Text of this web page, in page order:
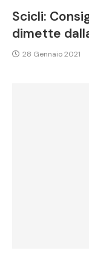
Scicli:
dimette
28 Gennaio 2021